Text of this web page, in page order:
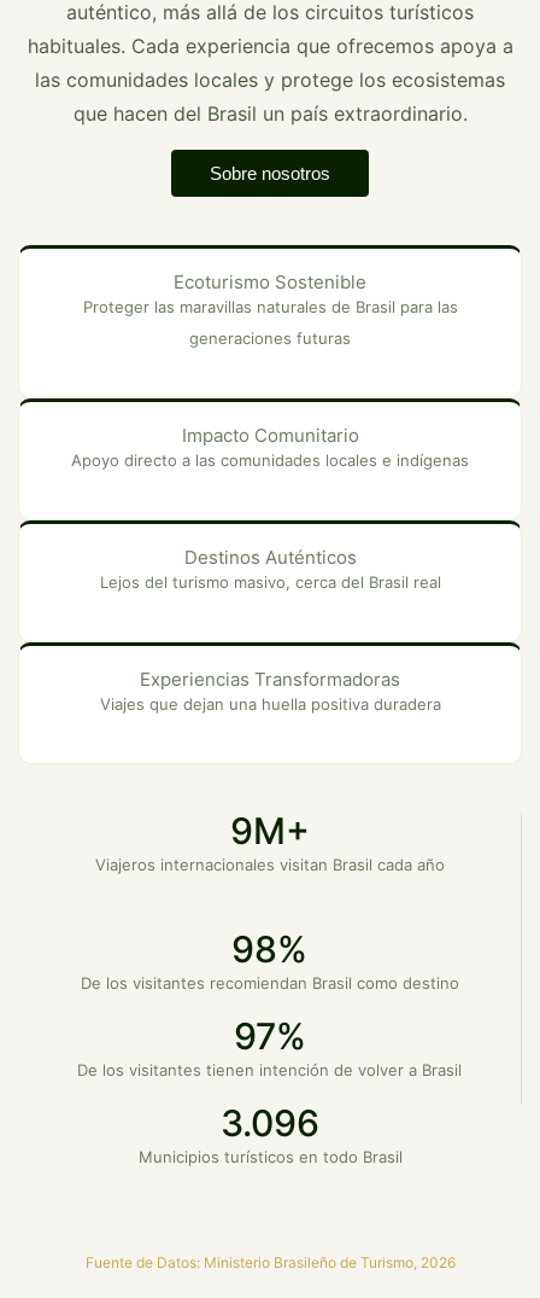
auténtico, más allá de los circuitos turísticos
habituales. Cada experiencia que ofrecemos apoya a
las comunidades locales y protege los ecosistemas
que hacen del Brasil un país extraordinario.
Sobre nosotros
Ecoturismo Sostenible
Proteger las maravillas naturales de Brasil para las
generaciones futuras
Impacto Comunitario
Apoyo directo a las comunidades locales e indígenas
Destinos Auténticos
Lejos del turismo masivo, cerca del Brasil real
Experiencias Transformadoras
Viajes que dejan una huella positiva duradera
9M+
Viajeros internacionales visitan Brasil cada año
98%
De los visitantes recomiendan Brasil como destino
97%
De los visitantes tienen intención de volver a Brasil
3.096
Municipios turísticos en todo Brasil
Fuente de Datos: Ministerio Brasileño de Turismo, 2026